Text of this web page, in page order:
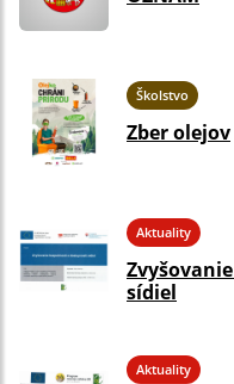
Školstvo
Zber olejov
Aktuality
sídiel
Aktuality